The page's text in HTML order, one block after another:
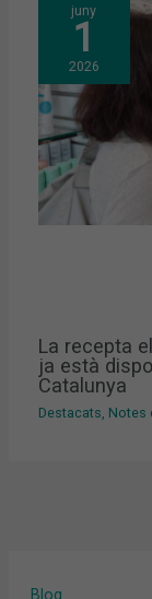
Blog
juny
1
2026
La recepta
ja està
Catalunya
Destacats, Notes